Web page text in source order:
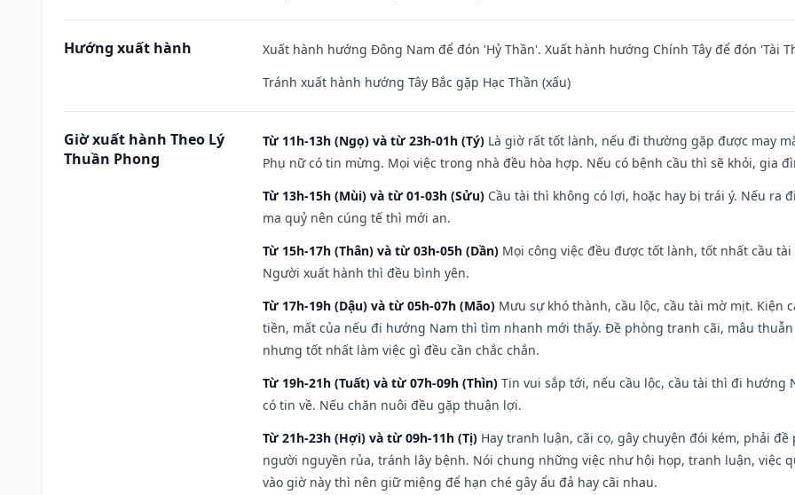
Hướng xuất hành
Xuất hành hướng Đông Nam để đón 'Hỷ Thần'. Xuất hành hướng Chính Tây để đón 'Tài
Tránh xuất hành hướng Tây Bắc gặp Hạc Thần (xấu)
Giờ xuất hành Theo Lý
Thuần Phong
Từ 11h-13h (Ngọ) và từ 23h-01h (Tý) Là giờ rất tốt lành, nếu đi thường gặp được may
Phụ nữ có tin mừng. Mọi việc trong nhà đều hòa hợp. Nếu có bệnh cầu thì sẽ khỏi, gia
Từ 13h-15h (Mùi) và từ 01-03h (Sửu) Cầu tài thì không có lợi, hoặc hay bị trái ý. Nếu
ma quỷ nên cúng tế thì mới an.
Từ 15h-17h (Thân) và từ 03h-05h (Dần) Mọi công việc đều được tốt lành, tốt nhất cầu
Người xuất hành thì đều bình yên.
Từ 17h-19h (Dậu) và từ 05h-07h (Mão) Mưu sự khó thành, cầu lộc, cầu tài mờ mịt. Kiện
tiền, mất của nếu đi hướng Nam thì tìm nhanh mới thấy. Đề phòng tranh cãi, mâu
nhưng tốt nhất làm việc gì đều cần chắc chắn.
Từ 19h-21h (Tuất) và từ 07h-09h (Thìn) Tin vui sắp tới, nếu cầu lộc, cầu tài thì đi hướng
có tin về. Nếu chăn nuôi đều gặp thuận lợi.
Từ 21h-23h (Hợi) và từ 09h-11h (Tị) Hay tranh luận, cãi cọ, gây chuyện đói kém, phải
người nguyền rủa, tránh lây bệnh. Nói chung những việc như hội họp, tranh luận, việc
vào giờ này thì nên giữ miệng để hạn ché gây ẩu đả hay cãi nhau.